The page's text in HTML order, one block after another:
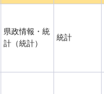
県政情報・統
計（統計）
統計